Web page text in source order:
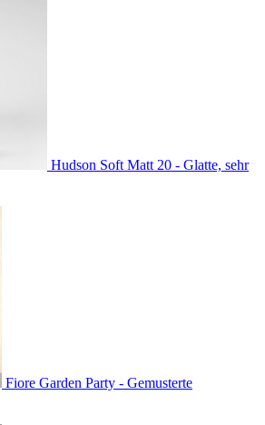
Hudson Soft Matt 20 - Glatte, sehr
Fiore Garden Party - Gemusterte